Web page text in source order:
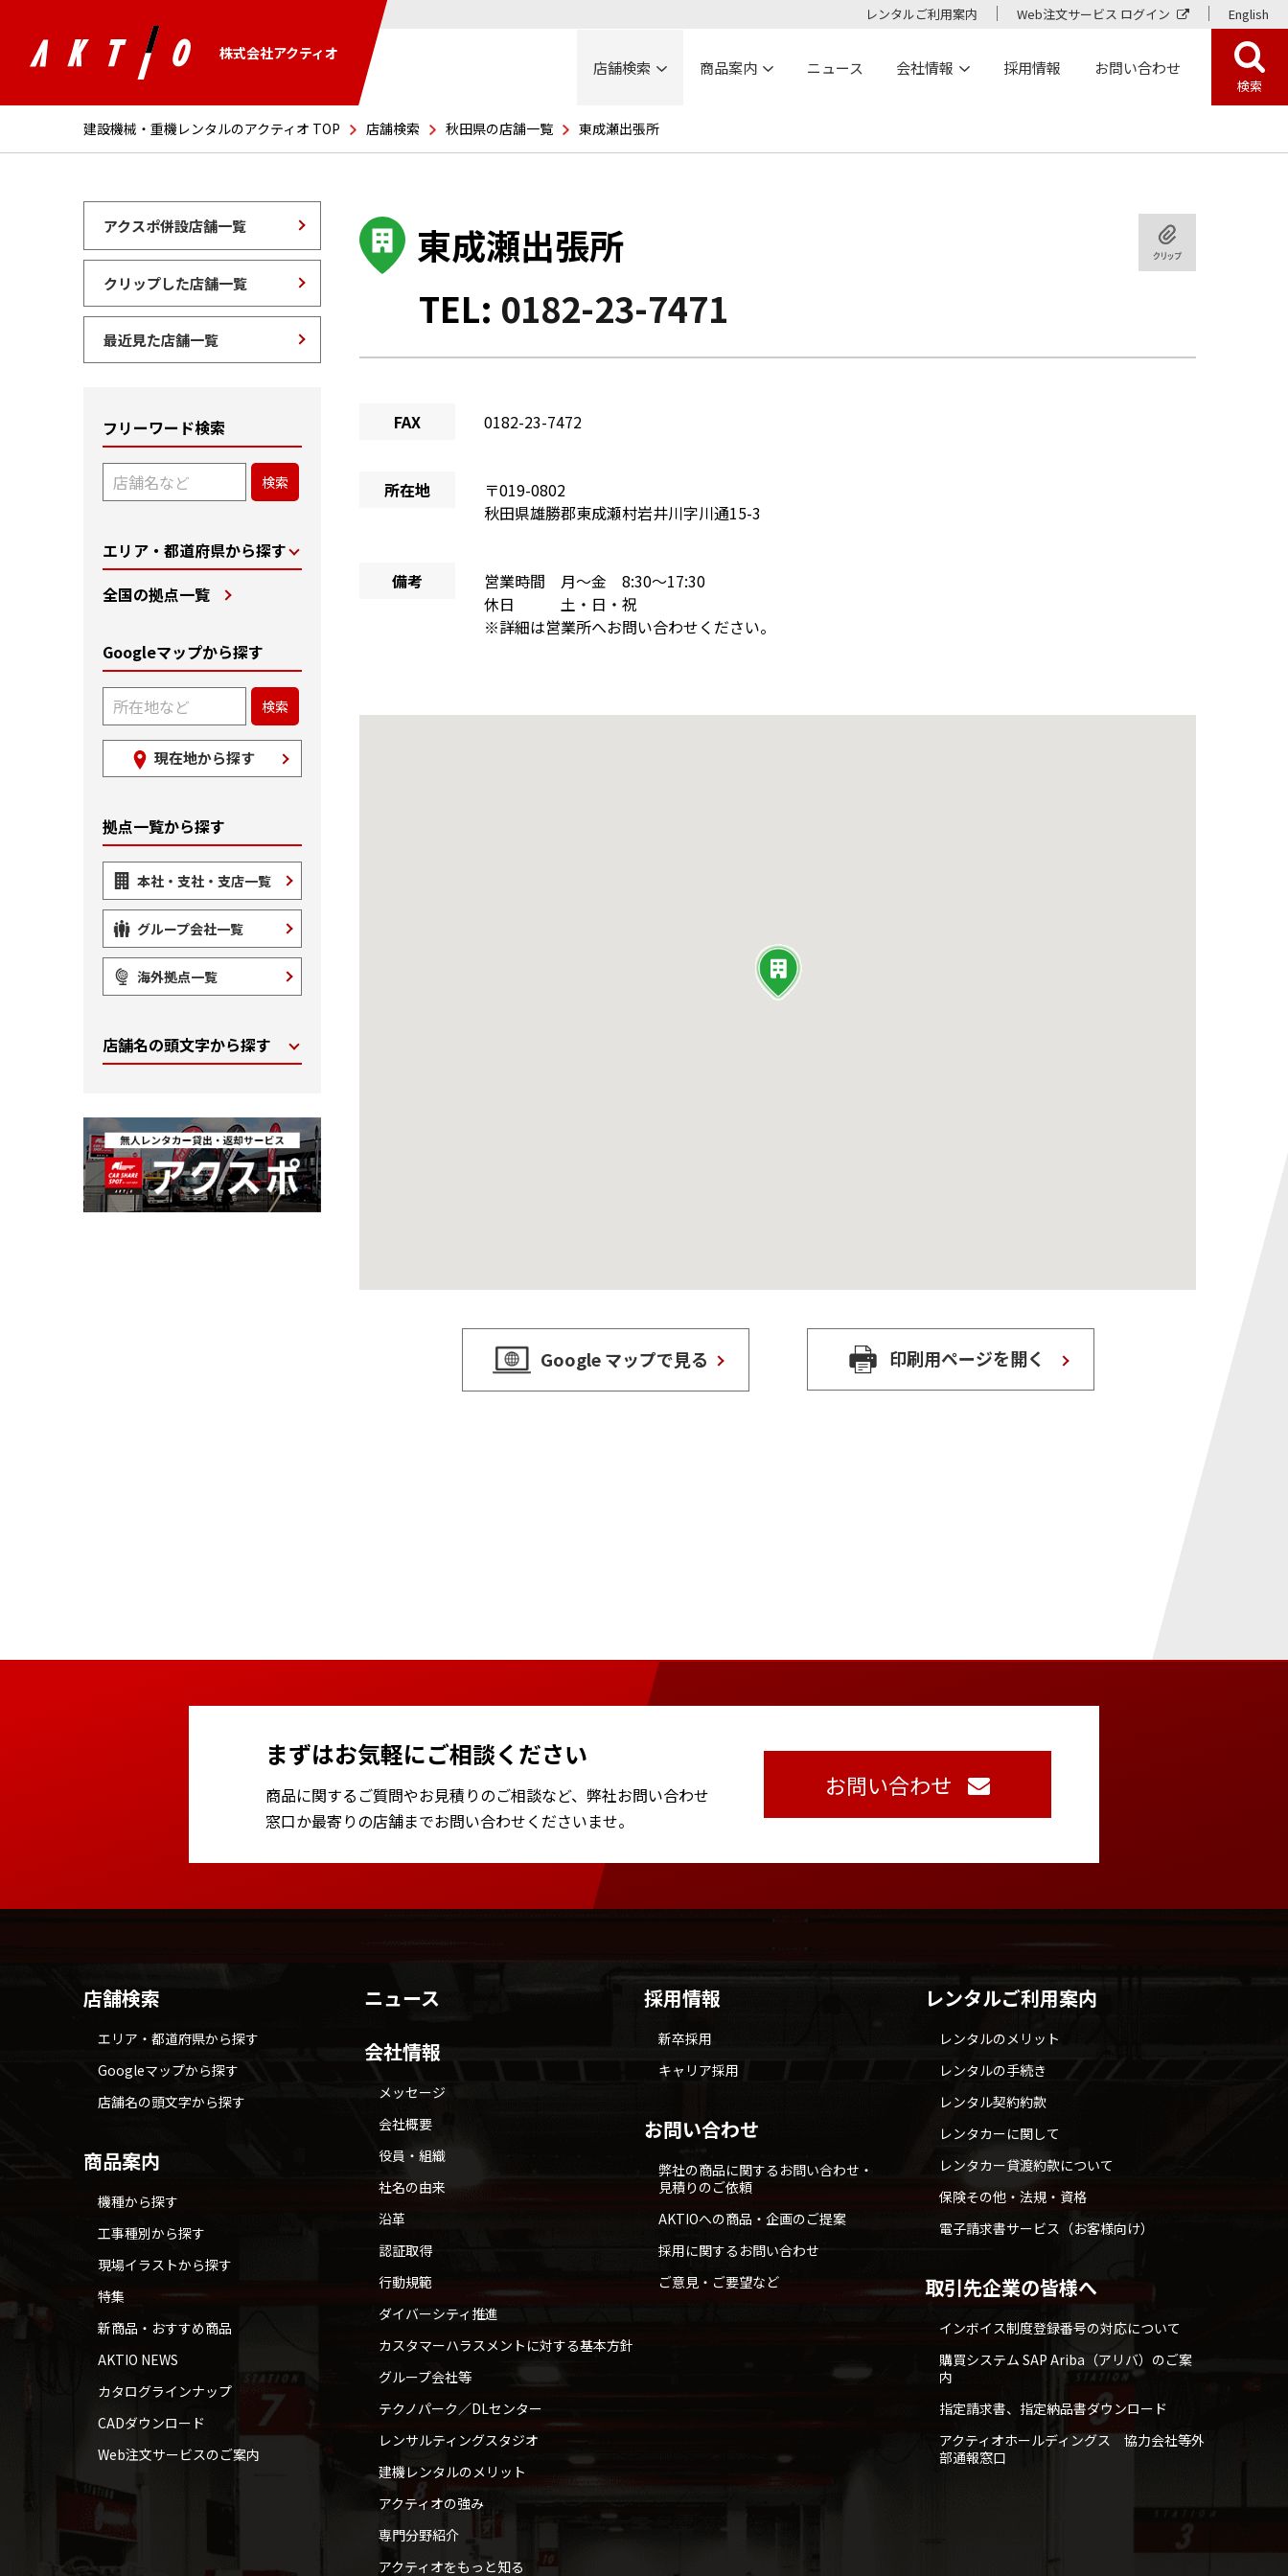
株式会社アクティオ
レンタルご利用案内 Web注文サービス ログイン English
店舗検索 商品案内 ニュース 会社情報 採用情報 お問い合わせ
検索
建設機械・重機レンタルのアクティオ TOP 店舗検索 秋田県の店舗一覧 東成瀬出張所
東成瀬出張所
TEL: 0182-23-7471
FAX 0182-23-7472
所在地 〒019-0802
秋田県雄勝郡東成瀬村岩井川字川通15-3
備考
営業時間 月～金 8:30～17:30
休日 土・日・祝
※詳細は営業所へお問い合わせください。
Google マップで見る 印刷用ページを開く
アクスポ併設店舗一覧
クリップした店舗一覧
最近見た店舗一覧
フリーワード検索
エリア・都道府県から探す
全国の拠点一覧
Googleマップから探す
現在地から探す
拠点一覧から探す
本社・支社・支店一覧
グループ会社一覧
海外拠点一覧
店舗名の頭文字から探す
まずはお気軽にご相談ください
商品に関するご質問やお見積りのご相談など、 弊社お問い合わせ
窓口か最寄りの店舗までお問い合わせくださいませ。
お問い合わせ
店舗検索
エリア・都道府県から探す
Googleマップから探す
店舗名の頭文字から探す
商品案内
機種から探す
工事種別から探す
現場イラストから探す
特集
新商品・おすすめ商品
AKTIO NEWS
カタログラインナップ
CADダウンロード
Web注文サービスのご案内
ニュース
会社情報
メッセージ
会社概要
役員・組織
社名の由来
沿革
認証取得
行動規範
ダイバーシティ推進
カスタマーハラスメントに対する基本方針
グループ会社等
テクノパーク／DLセンター
レンサルティングスタジオ
建機レンタルのメリット
アクティオの強み
専門分野紹介
アクティオをもっと知る
採用情報
新卒採用
キャリア採用
お問い合わせ
弊社の商品に関するお問い合わせ・
見積りのご依頼
AKTIOへの商品・企画のご提案
採用に関するお問い合わせ
ご意見・ご要望など
レンタルご利用案内
レンタルのメリット
レンタルの手続き
レンタル契約約款
レンタカーに関して
レンタカー貸渡約款について
保険その他・法規・資格
電子請求書サービス（お客様向け）
取引先企業の皆様へ
インボイス制度登録番号の対応について
購買システム SAP Ariba（アリバ）のご案
内
指定請求書、指定納品書ダウンロード
アクティオホールディングス 協力会社等外
部通報窓口